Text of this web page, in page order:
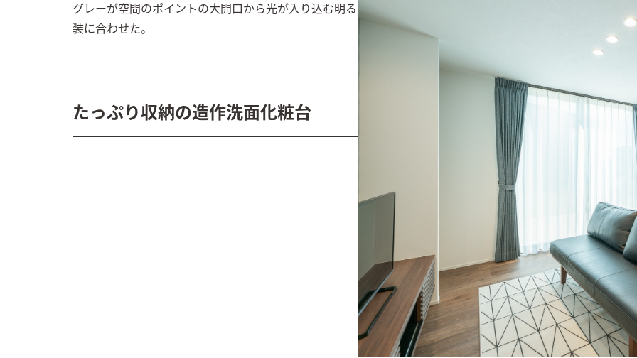
グレーが空間のポイントの大開口から光が入り込む明るいリビング。カーテンもブルーグレーにし、グレーの
装に合わせた。
たっぷり収納の造作洗面化粧台